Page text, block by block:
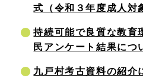
式（令和３年度成人対
持続可能で良質な教育
民アンケート結果につ
九戸村考古資料の紹介